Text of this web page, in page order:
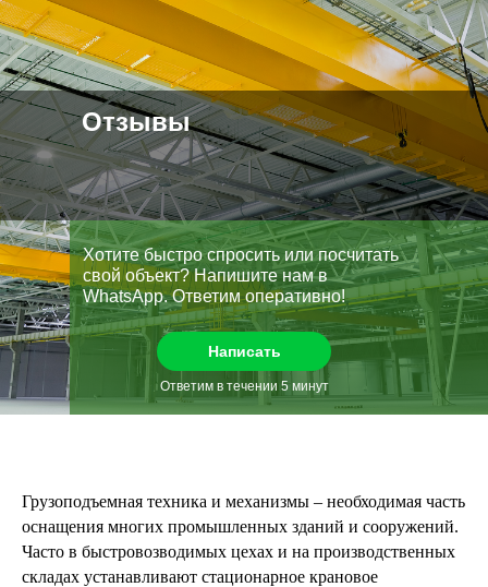
Отзывы
Хотите быстро спросить или посчитать
свой объект? Напишите нам в
WhatsApp. Ответим оперативно!
Написать
Ответим в течении 5 минут
Грузоподъемная техника и механизмы – необходимая часть
оснащения многих промышленных зданий и сооружений.
Часто в быстровозводимых цехах и на производственных
складах устанавливают стационарное крановое